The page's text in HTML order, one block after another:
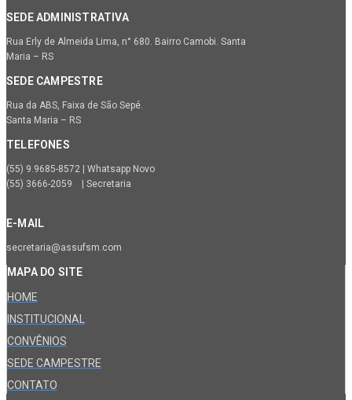
SEDE ADMINISTRATIVA
Rua Erly de Almeida Lima, n° 680. Bairro Camobi. Santa
Maria – RS
SEDE CAMPESTRE
Rua da ABS, Faixa de São Sepé.
Santa Maria – RS
TELEFONES
(55) 9.9685-8572 | Whatsapp Novo
(55) 3666-2059 | Secretaria
E-MAIL
secretaria@assufsm.com
MAPA DO SITE
HOME
INSTITUCIONAL
CONVÊNIOS
SEDE CAMPESTRE
CONTATO